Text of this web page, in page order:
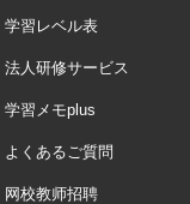
学習レベル表
法人研修サービス
学習メモplus
よくあるご質問
网校教师招聘